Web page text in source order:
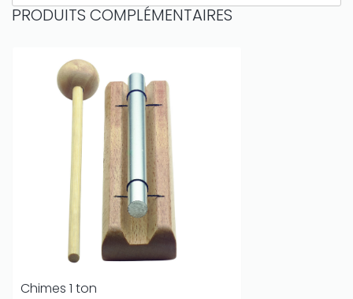
PRODUITS COMPLÉMENTAIRES
Chimes 1 ton